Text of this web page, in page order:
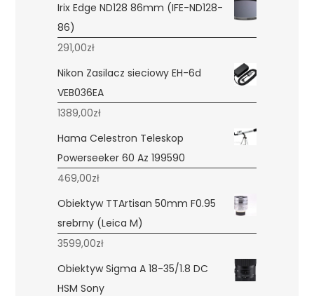
Irix Edge ND128 86mm (IFE-ND128-
86)
291,00zł
Nikon Zasilacz sieciowy EH-6d
VEB036EA
1389,00zł
Hama Celestron Teleskop
Powerseeker 60 Az 199590
469,00zł
Obiektyw TTArtisan 50mm F0.95
srebrny (Leica M)
3599,00zł
Obiektyw Sigma A 18-35/1.8 DC
HSM Sony